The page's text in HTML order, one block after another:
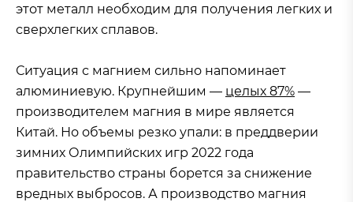
этот металл необходим для получения легких и
сверхлегких сплавов.
Ситуация с магнием сильно напоминает
алюминиевую. Крупнейшим — целых 87% —
производителем магния в мире является
Китай. Но объемы резко упали: в преддверии
зимних Олимпийских игр 2022 года
правительство страны борется за снижение
вредных выбросов. А производство магния